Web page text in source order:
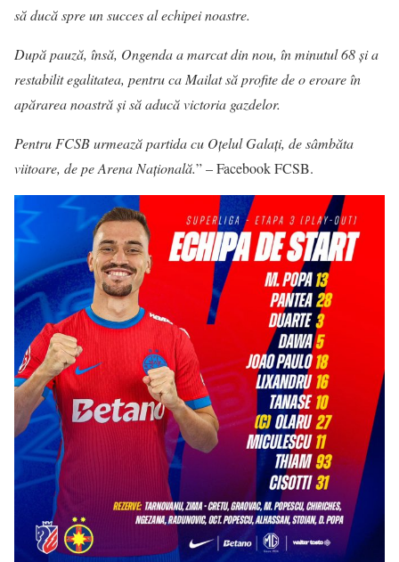
să ducă spre un succes al echipei noastre.
După pauză, însă, Ongenda a marcat din nou, în minutul 68 și a
restabilit egalitatea, pentru ca Mailat să profite de o eroare în
apărarea noastră și să aducă victoria gazdelor.
Pentru FCSB urmează partida cu Oțelul Galați, de sâmbăta
viitoare, de pe Arena Națională.” – Facebook FCSB.